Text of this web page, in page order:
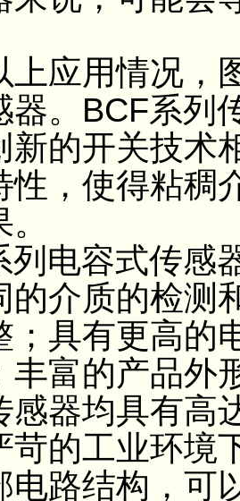
用情况，图
器。BCF系列
新的开关技术
性，使得粘稠
容式传感器
的介质的检测
；具有更高的
丰富的产品外
感器均具有高
苛的工业环境
电路结构，可